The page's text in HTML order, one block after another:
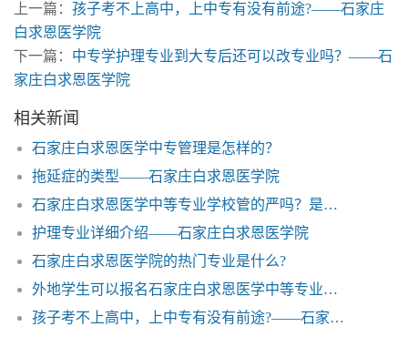
上一篇： 孩子考不上高中，上中专有没有前途?——石家庄
白求恩医学院
下一篇： 中专学护理专业到大专后还可以改专业吗？——石
家庄白求恩医学院
相关新闻
石家庄白求恩医学中专管理是怎样的？
拖延症的类型——石家庄白求恩医学院
石家庄白求恩医学中等专业学校管的严吗？是封闭式的吗？
护理专业详细介绍——石家庄白求恩医学院
石家庄白求恩医学院的热门专业是什么?
外地学生可以报名石家庄白求恩医学中等专业学校吗？
孩子考不上高中，上中专有没有前途?——石家庄白求恩医学院